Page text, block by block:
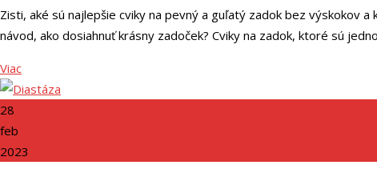
Zisti, aké sú najlepšie cviky na pevný a guľatý zadok bez výskokov
návod, ako dosiahnuť krásny zadoček? Cviky na zadok, ktoré sú
Viac
28
feb
2023